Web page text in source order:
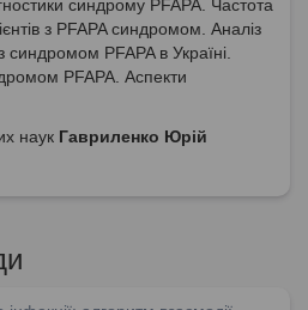
синдрому PFAPA. Частота
з PFAPA синдромом. Аналіз
синдромом PFAPA в Україні.
PFAPA. Аспекти
наук Гавриленко Юрій